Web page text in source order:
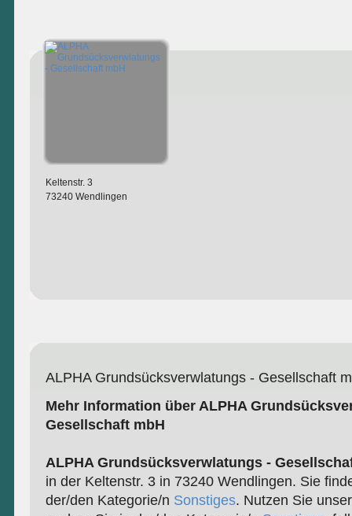
Keltenstr. 3
73240 Wendlingen
ALPHA Grundsücksverwlatungs - Gesellschaft
Mehr Information über ALPHA
Gesellschaft mbH
ALPHA Grundsücksverwlatungs -
in der Keltenstr. 3 in 73240 Wendlingen. Sie
der/den Kategorie/n Sonstiges. Nutzen Sie